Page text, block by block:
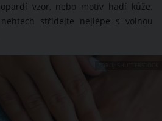
vzor, nebo motiv hadí kůže.
střídejte nejlépe s volnou
ZDROJ: SHUTTERSTOCK